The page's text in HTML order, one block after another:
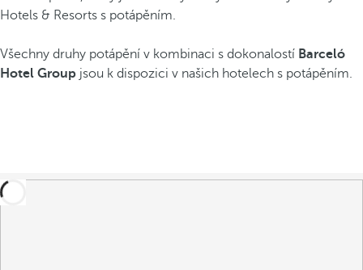
Hotels & Resorts s potápěním.
Všechny druhy potápění v kombinaci s dokonalostí Barceló
Hotel Group jsou k dispozici v našich hotelech s potápěním.